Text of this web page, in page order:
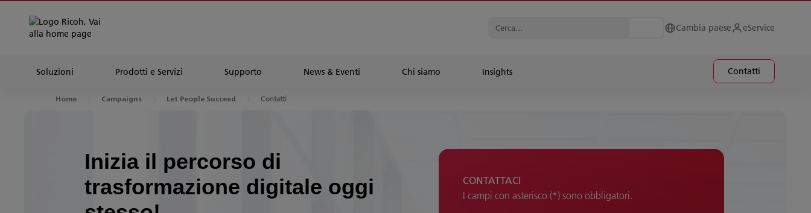
Cambia paese eService
Soluzioni Prodotti e Servizi Supporto News & Eventi Chi siamo Insights Contatti
Home Campaigns Let People Succeed Contatti
Inizia il percorso di
trasformazione digitale oggi
CONTATTACI
I campi con asterisco (*) sono obbligatori.